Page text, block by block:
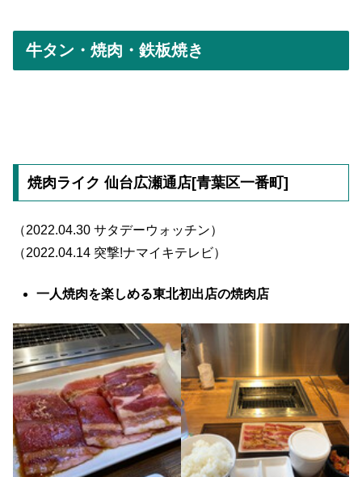
牛タン・焼肉・鉄板焼き
焼肉ライク 仙台広瀬通店[青葉区一番町]
（2022.04.30 サタデーウォッチン）
（2022.04.14 突撃!ナマイキテレビ）
一人焼肉を楽しめる東北初出店の焼肉店